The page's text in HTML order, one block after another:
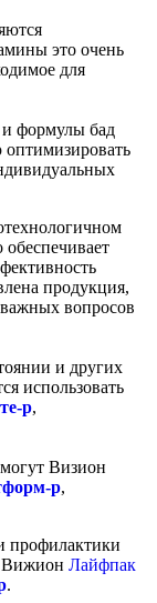
это очень
для
формулы бад
оптимизировать
продукция,
вопросов
и других
использовать
р,
Визион
р,
профилактики
Вижион Лайфпак
.